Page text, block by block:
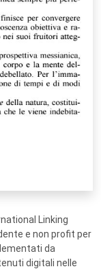
Linking
e non profit per
da
digitali nelle